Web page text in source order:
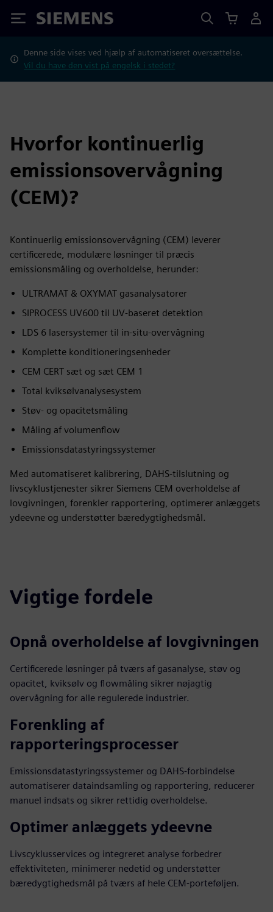
Siemens
Denne side vises ved hjælp af automatiseret oversættelse.
Vil du have den vist på engelsk i stedet?
Hvorfor kontinuerlig
emissionsovervågning
(CEM)?
Kontinuerlig emissionsovervågning (CEM) leverer
certificerede, modulære løsninger til præcis
emissionsmåling og overholdelse, herunder:
ULTRAMAT & OXYMAT gasanalysatorer
SIPROCESS UV600 til UV-baseret detektion
LDS 6 lasersystemer til in-situ-overvågning
Komplette konditioneringsenheder
CEM CERT sæt og sæt CEM 1
Total kviksølvanalysesystem
Støv- og opacitetsmåling
Måling af volumenflow
Emissionsdatastyringssystemer
Med automatiseret kalibrering, DAHS-tilslutning og
livscyklustjenester sikrer Siemens CEM overholdelse af
lovgivningen, forenkler rapportering, optimerer anlæggets
ydeevne og understøtter bæredygtighedsmål.
Vigtige fordele
Opnå overholdelse af lovgivningen
Certificerede løsninger på tværs af gasanalyse, støv og
opacitet, kviksølv og flowmåling sikrer nøjagtig
overvågning for alle regulerede industrier.
Forenkling af
rapporteringsprocesser
Emissionsdatastyringssystemer og DAHS-forbindelse
automatiserer dataindsamling og rapportering, reducerer
manuel indsats og sikrer rettidig overholdelse.
Optimer anlæggets ydeevne
Livscyklusservices og integreret analyse forbedrer
effektiviteten, minimerer nedetid og understøtter
bæredygtighedsmål på tværs af hele CEM-porteføljen.